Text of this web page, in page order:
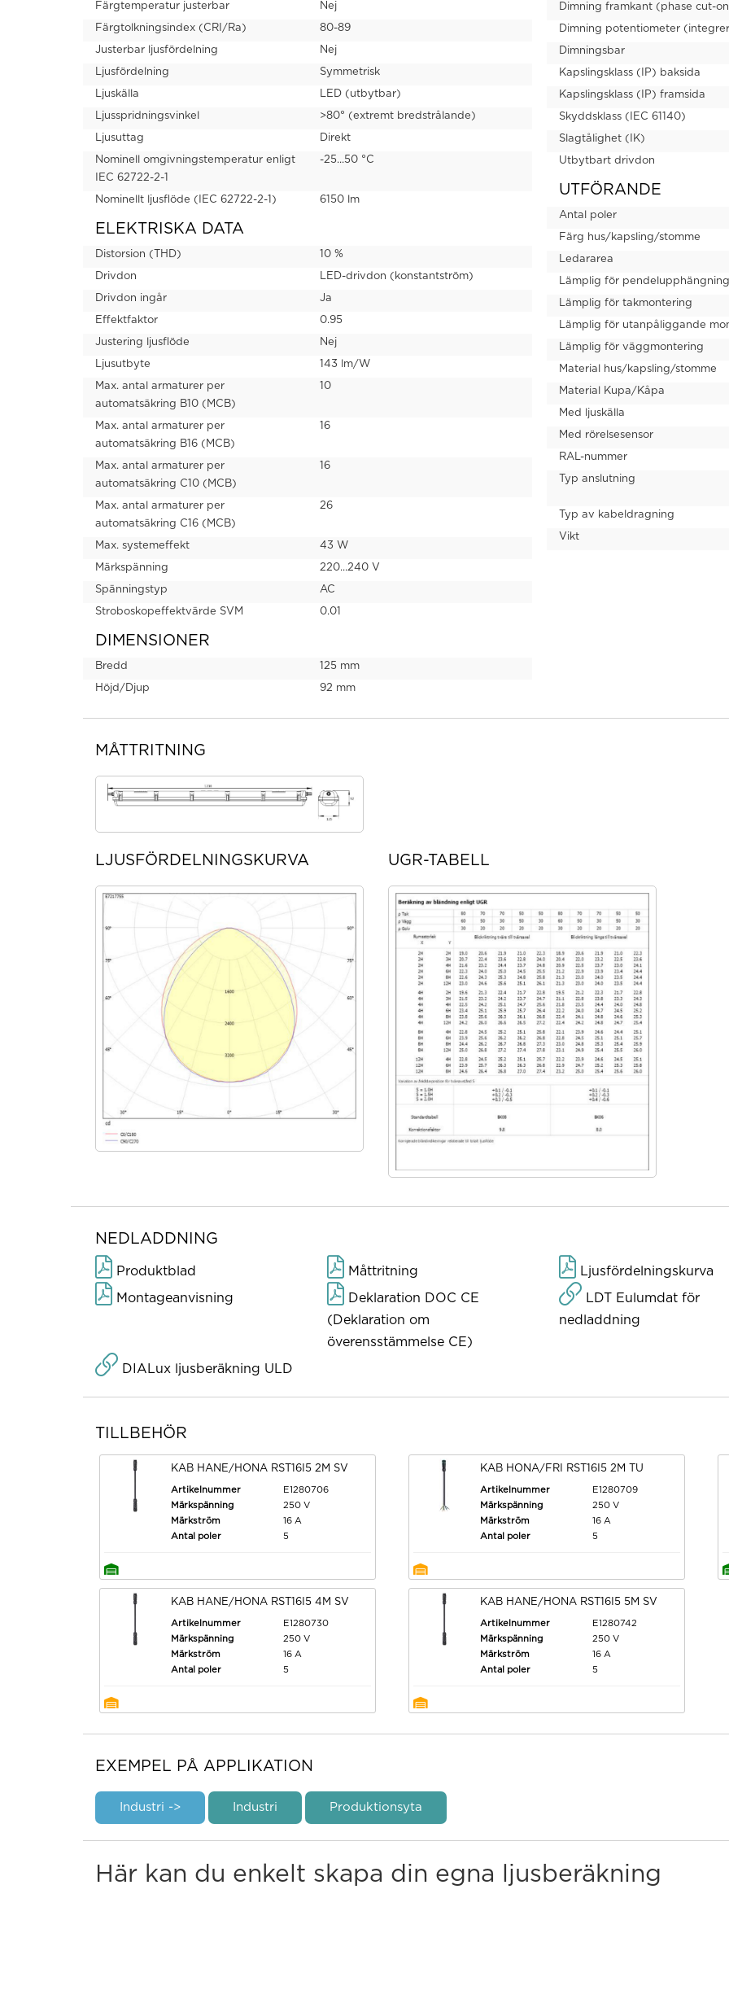
Färgtemperatur justerbar Nej
Färgtolkningsindex (CRI/Ra) 80-89
Justerbar ljusfördelning Nej
Ljusfördelning Symmetrisk
Ljuskälla LED (utbytbar)
Ljusspridningsvinkel >80° (extremt bredstrålande)
Ljusuttag Direkt
Nominell omgivningstemperatur enligt
IEC 62722-2-1
-25...50 °C
Nominellt ljusflöde (IEC 62722-2-1) 6150 lm
ELEKTRISKA DATA
Distorsion (THD) 10 %
Drivdon LED-drivdon (konstantström)
Drivdon ingår Ja
Effektfaktor 0.95
Justering ljusflöde Nej
Ljusutbyte 143 lm/W
Max. antal armaturer per
automatsäkring B10 (MCB)
10
Max. antal armaturer per
automatsäkring B16 (MCB)
16
Max. antal armaturer per
automatsäkring C10 (MCB)
16
Max. antal armaturer per
automatsäkring C16 (MCB)
26
Max. systemeffekt 43 W
Märkspänning 220...240 V
Spänningstyp AC
Stroboskopeffektvärde SVM 0.01
DIMENSIONER
Bredd 125 mm
Höjd/Djup 92 mm
Dimning framkant (phase cut-
Dimning potentiometer
Dimningsbar
Kapslingsklass (IP) baksida
Kapslingsklass (IP) framsida
Skyddsklass (IEC 61140)
Slagtålighet (IK)
Utbytbart drivdon
UTFÖRANDE
Antal poler
Färg hus/kapsling/stomme
Ledararea
Lämplig för pendelupphängning
Lämplig för takmontering
Lämplig för utanpåliggande
Lämplig för väggmontering
Material hus/kapsling/stomme
Material Kupa/Kåpa
Med ljuskälla
Med rörelsesensor
RAL-nummer
Typ anslutning
Typ av kabeldragning
Vikt
MÅTTRITNING
LJUSFÖRDELNINGSKURVA UGR-TABELL
NEDLADDNING
Produktblad Måttritning Ljusfördelningskurva
Montageanvisning
Deklaration DOC CE
(Deklaration om
överensstämmelse CE)
LDT Eulumdat för
nedladdning
DIALux ljusberäkning ULD
TILLBEHÖR
KAB HANE/HONA RST16I5 2M SV
Artikelnummer
E1280706
Märkspänning
250 V
Märkström
16 A
Antal poler
5
KAB HONA/FRI RST16I5 2M TU
Artikelnummer
E1280709
Märkspänning
250 V
Märkström
16 A
Antal poler
5
KAB HANE/HONA RST16I5 4M SV
Artikelnummer
E1280730
Märkspänning
250 V
Märkström
16 A
Antal poler
5
KAB HANE/HONA RST16I5 5M SV
Artikelnummer
E1280742
Märkspänning
250 V
Märkström
16 A
Antal poler
5
EXEMPEL PÅ APPLIKATION
Industri -> Industri Produktionsyta
Här kan du enkelt skapa din egna ljusberäkning